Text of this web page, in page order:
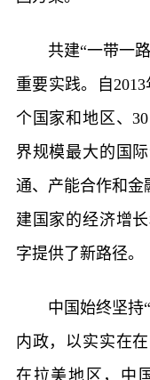
共建“一带一
重要实践。自
个国家和地区、
界规模最大的国
通、产能合作和金
建国家的经济增
字提供了新路径。
中国始终坚持
内政，以实实在
在拉美地区，中